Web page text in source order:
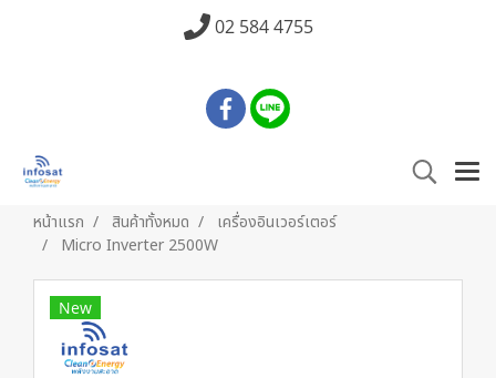
02 584 4755
หน้าแรก สินค้าทั้งหมด
เครื่องอินเวอร์เตอร์
Micro Inverter 2500W
New